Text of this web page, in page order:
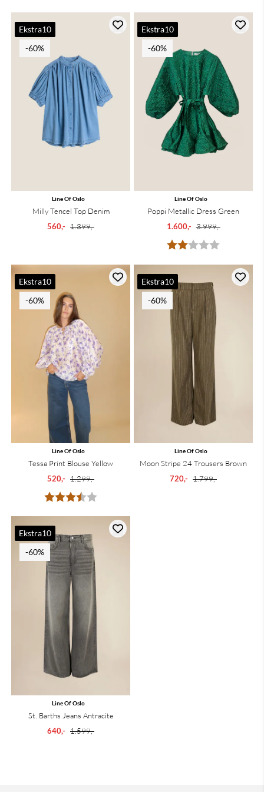
Ekstra10
-60%
Line Of Oslo
Milly Tencel Top Denim
560,- 1.399,-
Ekstra10
-60%
Karakter:
Line Of Oslo
Poppi Metallic Dress Green
1.600,- 3.999,-
Ekstra10
-60%
Karakter:
Line Of Oslo
Tessa Print Blouse Yellow
520,- 1.299,-
Ekstra10
-60%
Line Of Oslo
Moon Stripe 24 Trousers Brown
720,- 1.799,-
Ekstra10
-60%
Line Of Oslo
St. Barths Jeans Antracite
640,- 1.599,-